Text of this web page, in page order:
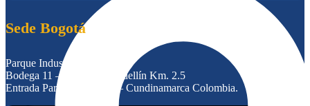
Sede Bogotá
Parque Industrial Lutransa
Bodega 11 – Autopista Medellín Km. 2.5
Entrada Parecelas – Cota – Cundinamarca Colombia.